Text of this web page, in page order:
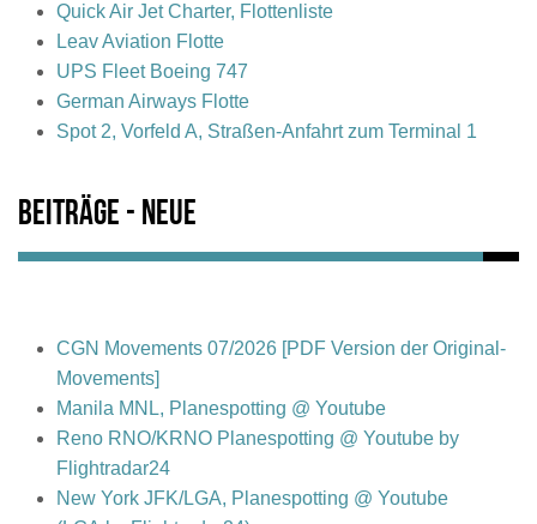
Quick Air Jet Charter, Flottenliste
Leav Aviation Flotte
UPS Fleet Boeing 747
German Airways Flotte
Spot 2, Vorfeld A, Straßen-Anfahrt zum Terminal 1
Beiträge - Neue
CGN Movements 07/2026 [PDF Version der Original-
Movements]
Manila MNL, Planespotting @ Youtube
Reno RNO/KRNO Planespotting @ Youtube by
Flightradar24
New York JFK/LGA, Planespotting @ Youtube